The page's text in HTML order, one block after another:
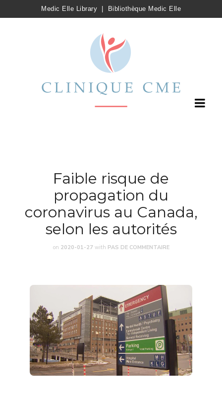
Medic Elle Library Bibliothèque Medic Elle
Faible risque de
propagation du
coronavirus au Canada,
selon les autorités
on 2020-01-27 with PAS DE COMMENTAIRE